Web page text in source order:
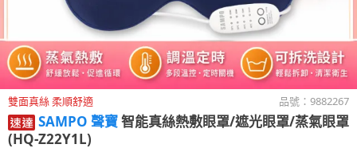
雙面真絲 柔順舒適 品號： 9882267
SAMPO 聲寶智能真絲熱敷眼罩/遮光眼罩/蒸氣眼罩
(HQ-Z22Y1L)